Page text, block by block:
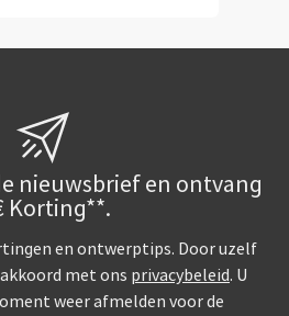
nieuwsbrief en ontvang
Korting**.
en ontwerptips. Door uzelf
met ons privacybeleid. U
weer afmelden voor de